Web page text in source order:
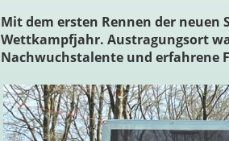
Mit dem ersten Rennen der
Wettkampfjahr. Austragungsort
Nachwuchstalente und erfahrene